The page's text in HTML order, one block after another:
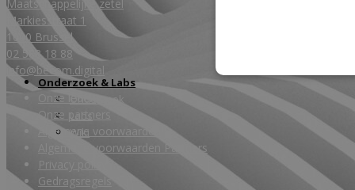
Onderzoek & Labs
Onderzoek
Wiki
Maatschappelijke zetel
Markiesstraat 1
1000 Brussel
02 588 18 88
info@becom.digital
Onze leden
Onze partners
Algemene voorwaarden
Algemene voorwaarden Partners
Privacy policy
Gedragsregels